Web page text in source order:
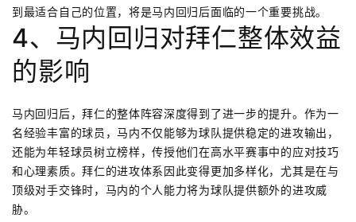
到最适合自己的位置，将是马内回归后面临的一个重要挑战。
4、马内回归对拜仁整体效益
的影响
马内回归后，拜仁的整体阵容深度得到了进一步的提升。作为一
名经验丰富的球员，马内不仅能够为球队提供稳定的进攻输出，
还能为年轻球员树立榜样，传授他们在高水平赛事中的应对技巧
和心理素质。拜仁的进攻体系因此变得更加多样化，尤其是在与
顶级对手交锋时，马内的个人能力将为球队提供额外的进攻威
胁。